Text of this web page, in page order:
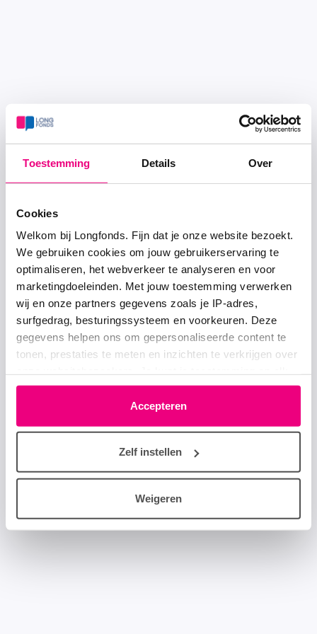
Toestemming Details Over
Cookies
Welkom bij Longfonds. Fijn dat je onze website bezoekt.
We gebruiken cookies om jouw gebruikerservaring te
optimaliseren, het webverkeer te analyseren en voor
marketingdoeleinden. Met jouw toestemming verwerken
wij en onze partners gegevens zoals je IP-adres,
surfgedrag, besturingssysteem en voorkeuren. Deze
gegevens helpen ons om gepersonaliseerde content te
tonen, prestaties te meten en inzichten te verkrijgen over
moment wijzigen of intrekken via het cookie-icoontje
linksonder elke pagina. De lijst met partners is te vinden
in het tabblad “details”.
Accepteren
Zelf instellen
Weigeren